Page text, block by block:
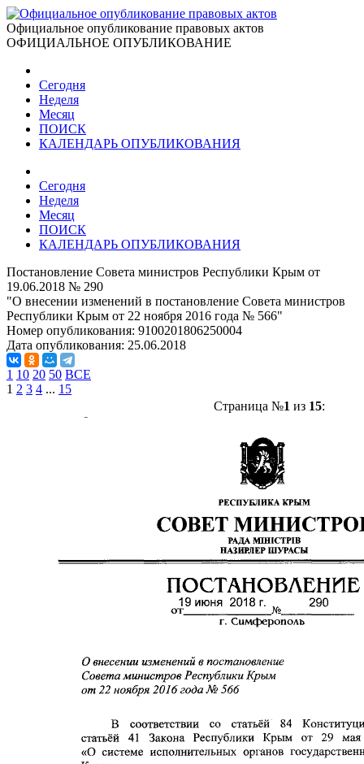
Официальное опубликование правовых актов
ОФИЦИАЛЬНОЕ ОПУБЛИКОВАНИЕ
Сегодня
Неделя
Месяц
ПОИСК
КАЛЕНДАРЬ ОПУБЛИКОВАНИЯ
Сегодня
Неделя
Месяц
ПОИСК
КАЛЕНДАРЬ ОПУБЛИКОВАНИЯ
Постановление Совета министров Республики Крым от
19.06.2018 № 290
"О внесении изменений в постановление Совета министров
Республики Крым от 22 ноября 2016 года № 566"
Номер опубликования: 9100201806250004
Дата опубликования: 25.06.2018
1 10 20 50 ВСЕ
1 2 3 4 ... 15
Страница №1 из 15: